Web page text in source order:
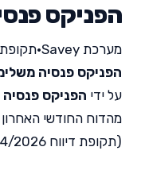
הפניקס
מערכת Savey •תקופת
הפניקס פנסיה
על ידי הפניקס
מהדוח החודשי
(תקופת דיווח 04/2026).